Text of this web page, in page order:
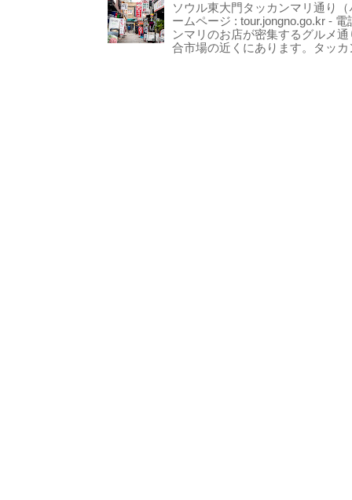
ソウル東大門タッカンマリ通り
ームページ : tour.jongno.go.kr -
ンマリのお店が密集するグルメ
合市場の近くにあります。タッ